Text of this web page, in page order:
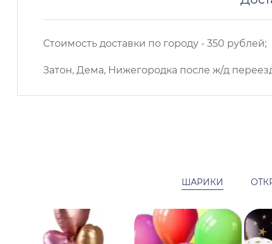
Стоимость доставки по городу - 350 рублей;
Затон, Дема, Нижегородка после ж/д
ШАРИКИ